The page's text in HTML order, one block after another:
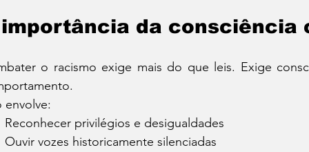
da consciência
o racismo exige mais do que leis. Exige
envolve:
Reconhecer privilégios e desigualdades
Ouvir vozes historicamente silenciadas